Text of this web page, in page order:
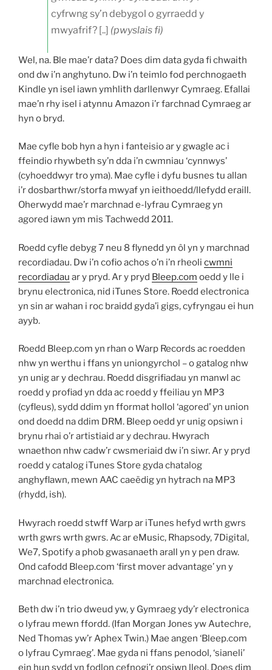
cyfrwng sy’n debygol o gyrraedd y
mwyafrif? [..] (pwyslais fi)
Wel, na. Ble mae’r data? Does dim data gyda fi chwaith
ond dw i’n anghytuno. Dw i’n teimlo fod perchnogaeth
Kindle yn isel iawn ymhlith darllenwyr Cymraeg. Efallai
mae’n rhy isel i atynnu Amazon i’r farchnad Cymraeg ar
hyn o bryd.
Mae cyfle bob hyn a hyn i fanteisio ar y gwagle ac i
ffeindio rhywbeth sy’n dda i’n cwmniau ‘cynnwys’
(cyhoeddwyr tro yma). Mae cyfle i dyfu busnes tu allan
i’r dosbarthwr/storfa mwyaf yn ieithoedd/llefydd eraill.
Oherwydd mae’r marchnad e-lyfrau Cymraeg yn
agored iawn ym mis Tachwedd 2011.
Roedd cyfle debyg 7 neu 8 flynedd yn ôl yn y marchnad
recordiadau. Dw i’n cofio achos o’n i’n rheoli cwmni
recordiadau ar y pryd. Ar y pryd Bleep.com oedd y lle i
brynu electronica, nid iTunes Store. Roedd electronica
yn sin ar wahan i roc braidd gyda’i gigs, cyfryngau ei hun
ayyb.
Roedd Bleep.com yn rhan o Warp Records ac roedden
nhw yn werthu i ffans yn uniongyrchol – o gatalog nhw
yn unig ar y dechrau. Roedd disgrifiadau yn manwl ac
roedd y profiad yn dda ac roedd y ffeiliau yn MP3
(cyfleus), sydd ddim yn fformat hollol ‘agored’ yn union
ond doedd na ddim DRM. Bleep oedd yr unig opsiwn i
brynu rhai o’r artistiaid ar y dechrau. Hwyrach
wnaethon nhw cadw’r cwsmeriaid dw i’n siwr. Ar y pryd
roedd y catalog iTunes Store gyda chatalog
anghyflawn, mewn AAC caeëdig yn hytrach na MP3
(rhydd, ish).
Hwyrach roedd stwff Warp ar iTunes hefyd wrth gwrs
wrth gwrs wrth gwrs. Ac ar eMusic, Rhapsody, 7Digital,
We7, Spotify a phob gwasanaeth arall yn y pen draw.
Ond cafodd Bleep.com ‘first mover advantage’ yn y
marchnad electronica.
Beth dw i’n trio dweud yw, y Gymraeg ydy’r electronica
o lyfrau mewn ffordd. (Ifan Morgan Jones yw Autechre,
Ned Thomas yw’r Aphex Twin.) Mae angen ‘Bleep.com
o lyfrau Cymraeg’. Mae gyda ni ffans penodol, ‘sianeli’
ein hun sydd yn fodlon cefnogi’r opsiwn lleol. Does dim